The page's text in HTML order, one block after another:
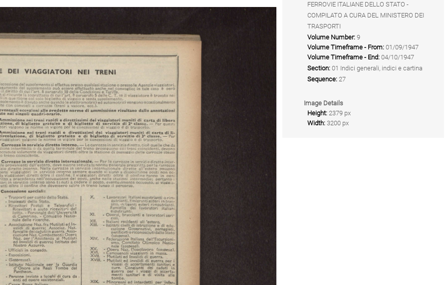
FERROVIE ITALIANE DELLO STATO -
COMPILATO A CURA DEL MINISTERO DEI
TRASPORTI
Volume Number: 9
Volume Timeframe - From: 01/09/1947
Volume Timeframe - End: 04/10/1947
Section: 01 Indici generali, indici e cartina
Sequence: 27
Image Details
Height: 2379 px
Width: 3200 px